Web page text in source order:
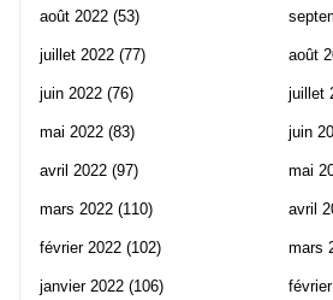
août 2022 (53)
juillet 2022 (77)
juin 2022 (76)
mai 2022 (83)
avril 2022 (97)
mars 2022 (110)
février 2022 (102)
janvier 2022 (106)
août
juillet
juin
mai
avril
mars